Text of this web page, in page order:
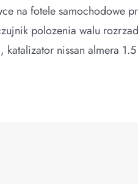
na fotele samochodowe
polozenia walu
katalizator nissan almera